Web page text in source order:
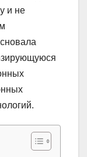
и не